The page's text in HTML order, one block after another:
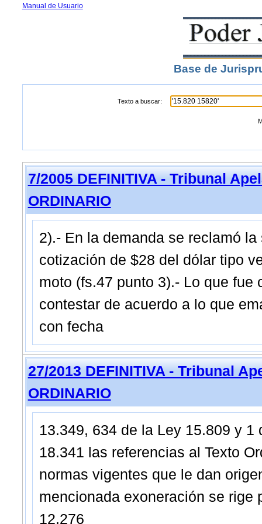
Manual de Usuario
Base de
Texto a buscar:
7/2005 DEFINITIVA - Tribunal
ORDINARIO
2).- En la demanda se reclamó
cotización de $28 del dólar tipo
moto (fs.47 punto 3).- Lo que fue
contestar de acuerdo a lo que
con fecha
27/2013 DEFINITIVA - Tribunal
ORDINARIO
13.349, 634 de la Ley 15.809 y
18.341 las referencias al Texto
normas vigentes que le dan
mencionada exoneración se rige
12.276